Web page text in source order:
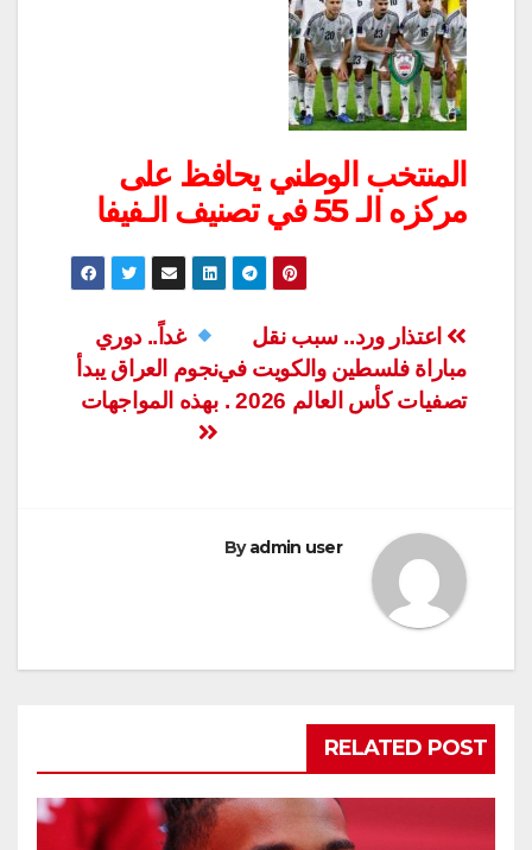
المنتخب الوطني يحافظ على
مركزه الـ 55 في تصنيف الـفيفا
تصفّح
المقالات
غداً.. دوري
نجوم العراق يبدأ
بهذه المواجهات
اعتذار ورد.. سبب نقل
مباراة فلسطين والكويت في
تصفيات كأس العالم 2026 .
Byadmin user
RELATED POST